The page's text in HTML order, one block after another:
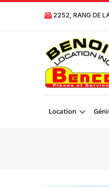
2252, RANG DE
Location